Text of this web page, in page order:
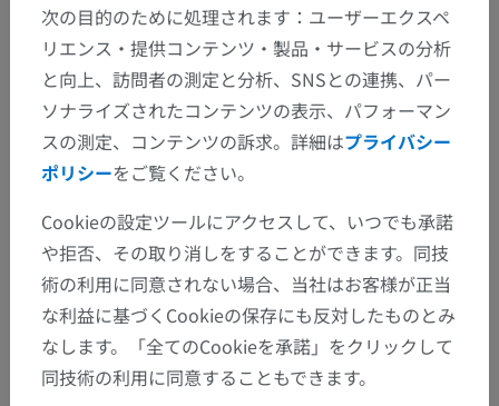
下位構造：この解剖学的部位には下位構造がありま
せん
人体神経解剖学
翻訳
間違いを発見しましたか？
修正や翻訳、内容の改善の提案がありましたらどう
次の目的のために処理されます：ユーザーエクスペ
リエンス・提供コンテンツ・製品・サービスの分析
と向上、訪問者の測定と分析、SNSとの連携、パー
ソナライズされたコンテンツの表示、パフォーマン
スの測定、コンテンツの訴求。詳細はプライバシー
ポリシーをご覧ください。
Cookieの設定ツールにアクセスして、いつでも承諾
や拒否、その取り消しをすることができます。同技
術の利用に同意されない場合、当社はお客様が正当
な利益に基づくCookieの保存にも反対したものとみ
なします。「全てのCookieを承諾」をクリックして
同技術の利用に同意することもできます。